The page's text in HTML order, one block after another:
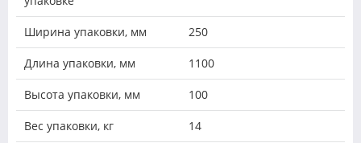
Ширина упаковки, мм 250
Длина упаковки, мм 1100
Высота упаковки, мм 100
Вес упаковки, кг 14